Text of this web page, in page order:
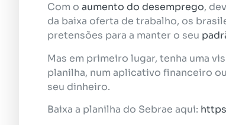
Com o aumento do desemprego,
da baixa oferta de trabalho, os
pretensões para a manter o seu
Mas em primeiro lugar, tenha uma
planilha, num aplicativo financeiro
seu dinheiro.
Baixa a planilha do Sebrae aqui: